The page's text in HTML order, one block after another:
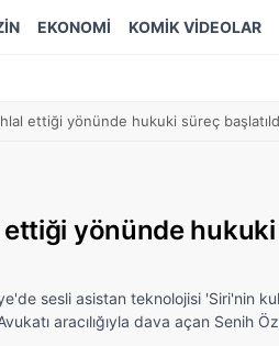
EKONOMİ KOMİK VİDEOLAR
ettiği yönünde hukuki süreç
yönünde hukuki
sesli asistan teknolojisi 'Siri'nin
aracılığıyla dava açan Senih